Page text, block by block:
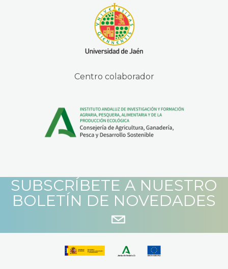
Centro colaborador
SUBSCRÍBETE A NUESTRO
BOLETÍN DE NOVEDADES